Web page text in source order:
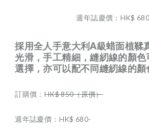
週年誌慶價：HK$
採用全人手意大利A級蜡面植鞣
光滑，手工精細，縫紉線的顏
選擇，亦可以配不同縫紉線的顏
訂購價：HK$ 850（原價）
週年誌慶價：HK$ 680-